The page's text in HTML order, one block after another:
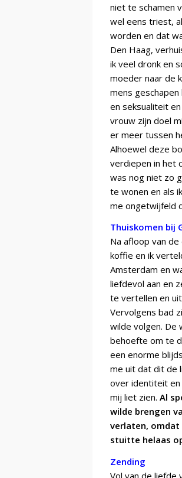
niet te schamen
wel eens triest,
worden en dat
Den Haag,
ik veel dronk en
moeder naar de
mens
en seksualiteit
vrouw zijn doel
er meer tussen
Alhoewel deze
verdiepen in het
was nog niet zo
te wonen en als
me ongetwijfeld
Thuiskomen bij
Na afloop van
koffie en ik
Amsterdam en
liefdevol aan en
te vertellen en
Vervolgens bad
wilde volgen. De
behoefte om te
een enorme
me uit dat dit de
over identiteit en
mij liet zien. Al
wilde brengen
verlaten,
stuitte helaas
Zending
Vol van de liefde